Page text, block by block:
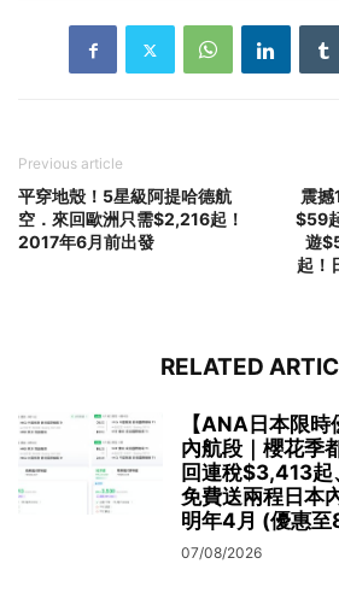
Previous article
平穿地殼！5星級阿提哈德航
空．來回歐洲只需$2,216起！
2017年6月前出發
震撼
$59
遊
起！
RELATED
【ANA日本限
內航段｜櫻花季
回連稅$3,413
免費送兩程日本
明年4月 (優惠至
07/08/2026